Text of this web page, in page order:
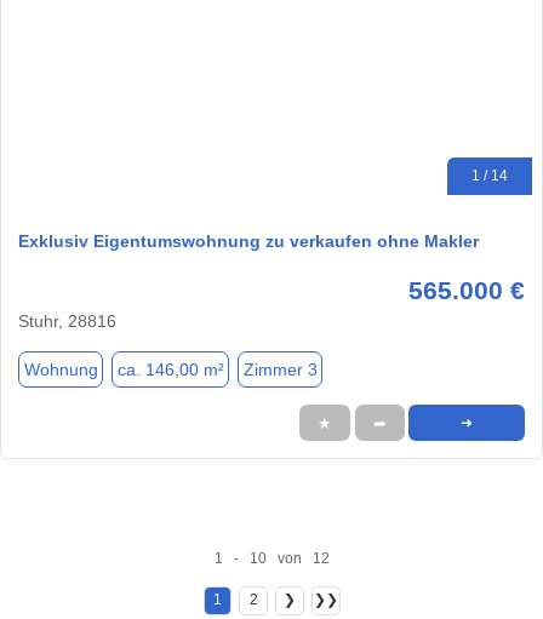
1 / 14
Exklusiv Eigentumswohnung zu verkaufen ohne Makler
565.000 €
Stuhr, 28816
Wohnung ca. 146,00 m² Zimmer 3
★ ➦ ➜
1 - 10 von 12
1 2 ❯ ❯❯